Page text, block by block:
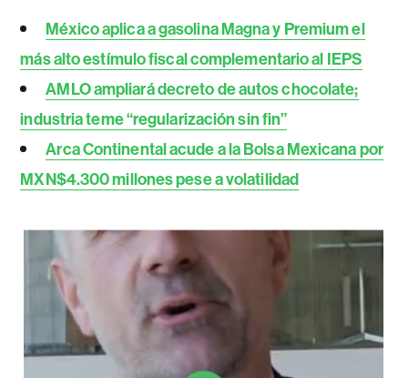
México aplica a gasolina Magna y Premium el
más alto estímulo fiscal complementario al IEPS
AMLO ampliará decreto de autos chocolate;
industria teme “regularización sin fin”
Arca Continental acude a la Bolsa Mexicana por
MXN$4.300 millones pese a volatilidad